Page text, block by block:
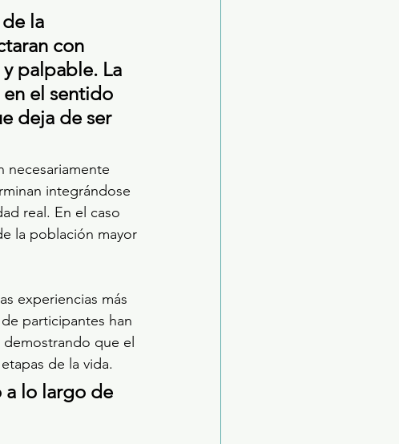
la
con
palpable. La
el sentido
deja de ser
necesariamente
integrándose
real. En el caso
la población mayor
experiencias más
participantes han
que el
de la vida.
a lo largo de